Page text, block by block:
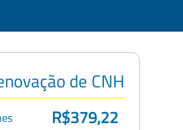
de CNH
R$379,22